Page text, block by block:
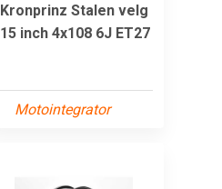
Kronprinz Stalen velg
15 inch 4x108 6J ET27
Motointegrator